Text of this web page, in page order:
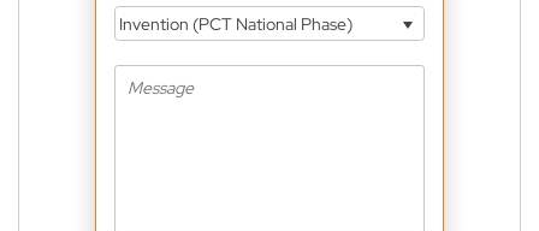
Invention (PCT National Phase)